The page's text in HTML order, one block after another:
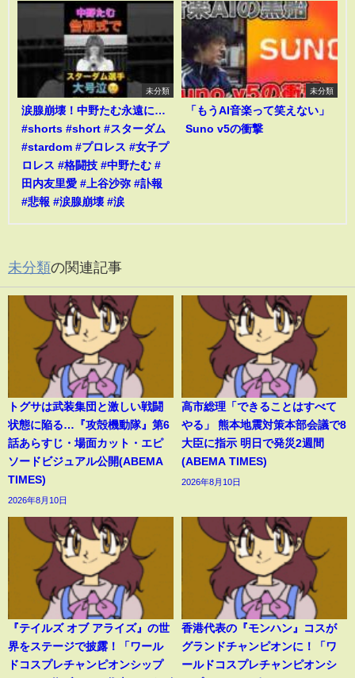
未分類
涙腺崩壊！中野たむ永遠に…
#shorts #short #スターダム
#stardom #プロレス #女子プ
ロレス #格闘技 #中野たむ #
田内友里愛 #上谷沙弥 #訃報
#悲報 #涙腺崩壊 #涙
未分類
「もうAI音楽って笑えない」
Suno v5の衝撃
未分類の関連記事
トグサは武装集団と激しい戦闘
状態に陥る…『攻殻機動隊』第6
話あらすじ・場面カット・エピ
ソードビジュアル公開(ABEMA
TIMES)
2026年8月10日
高市総理「できることはすべて
やる」 熊本地震対策本部会議で8
大臣に指示 明日で発災2週間
(ABEMA TIMES)
2026年8月10日
『テイルズ オブ アライズ』の世
界をステージで披露！「ワール
ドコスプレチャンピオンシップ
香港代表の『モンハン』コスが
グランドチャンピオンに！「ワ
ールドコスプレチャンピオンシ